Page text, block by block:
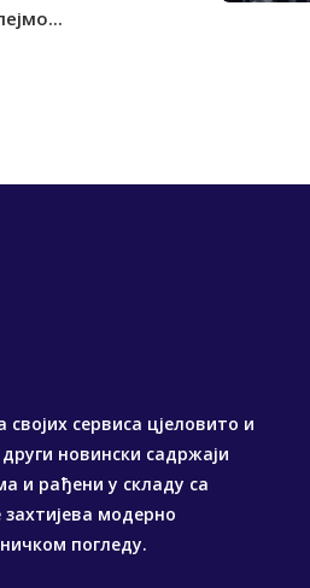
сервиса цјеловито и
новински садржаји
и рађени у складу са
модерно
погледу.